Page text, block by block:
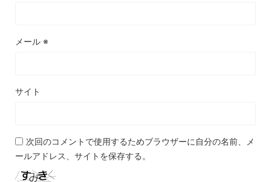
メール ※
サイト
次回のコメントで使用するためブラウザーに自分の名前、メ
ールアドレス、サイトを保存する。